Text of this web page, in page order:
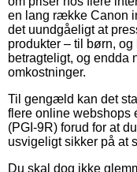
en lang række Canon
det uundgåeligt at
produkter – til børn,
betragteligt, og endda
omkostninger.
Til gengæld kan det
flere online webshops
(PGI-9R) forud for at
usvigeligt sikker på at
Du skal dog ikke